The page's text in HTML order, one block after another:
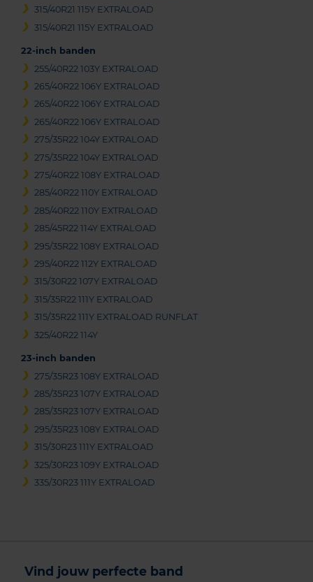
315/40R21 115Y EXTRALOAD
315/40R21 115Y EXTRALOAD
22-inch banden
255/40R22 103Y EXTRALOAD
265/40R22 106Y EXTRALOAD
265/40R22 106Y EXTRALOAD
265/40R22 106Y EXTRALOAD
275/35R22 104Y EXTRALOAD
275/35R22 104Y EXTRALOAD
275/40R22 108Y EXTRALOAD
285/40R22 110Y EXTRALOAD
285/40R22 110Y EXTRALOAD
285/45R22 114Y EXTRALOAD
295/35R22 108Y EXTRALOAD
295/40R22 112Y EXTRALOAD
315/30R22 107Y EXTRALOAD
315/35R22 111Y EXTRALOAD
315/35R22 111Y EXTRALOAD RUNFLAT
325/40R22 114Y
23-inch banden
275/35R23 108Y EXTRALOAD
285/35R23 107Y EXTRALOAD
285/35R23 107Y EXTRALOAD
295/35R23 108Y EXTRALOAD
315/30R23 111Y EXTRALOAD
325/30R23 109Y EXTRALOAD
335/30R23 111Y EXTRALOAD
Vind jouw perfecte band